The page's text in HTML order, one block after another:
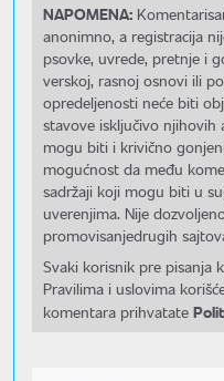
NAPOMENA:
anonimno, a registracija
psovke, uvrede, pretnje i
verskoj, rasnoj osnovi ili
opredeljenosti neće biti
stavove isključivo
mogu biti i krivično
mogućnost da među
sadržaji koji mogu biti u
uverenjima. Nije
promovisanjedrugih
Svaki korisnik pre pisanja
Pravilima i uslovima
komentara prihvatate